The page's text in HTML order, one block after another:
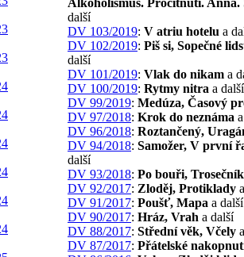
další
DV 103/2019: V atriu hotelu a
DV 102/2019: Piš si, Sopečné
další
DV 101/2019: Vlak do nikam a
DV 100/2019: Rytmy nitra a další
DV 99/2019: Medúza, Časový
DV 97/2018: Krok do neznáma
DV 96/2018: Roztančený,
DV 94/2018: Samožer, V první
další
DV 93/2018: Po bouři, Trosečník
DV 92/2017: Zloděj, Protiklady
DV 91/2017: Poušť, Mapa a další
DV 90/2017: Hráz, Vrah a další
DV 88/2017: Střední věk, Včely
DV 87/2017: Přátelské